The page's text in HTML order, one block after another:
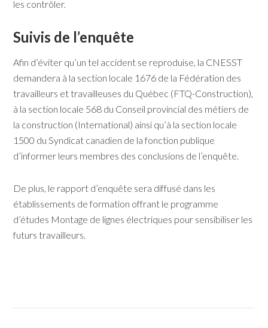
les contrôler.
Suivis de l’enquête
Afin d’éviter qu’un tel accident se reproduise, la CNESST
demandera à la section locale 1676 de la Fédération des
travailleurs et travailleuses du Québec (FTQ-Construction),
à la section locale 568 du Conseil provincial des métiers de
la construction (International) ainsi qu’à la section locale
1500 du Syndicat canadien de la fonction publique
d’informer leurs membres des conclusions de l’enquête.
De plus, le rapport d’enquête sera diffusé dans les
établissements de formation offrant le programme
d’études Montage de lignes électriques pour sensibiliser les
futurs travailleurs.